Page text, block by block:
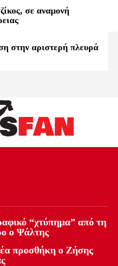
σε αναμονή
στην αριστερή πλευρά
“χτύπημα” από τη
ο Ψάλτης
προσθήκη ο Ζήσης